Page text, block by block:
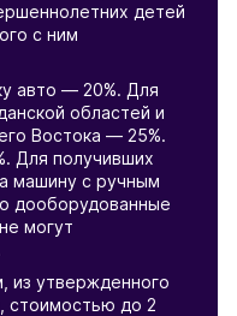
детей
с ним
авто — 20%. Для
областей и
Востока — 25%.
Для получивших
машину с ручным
дооборудованные
могут
из утвержденного
стоимостью до 2